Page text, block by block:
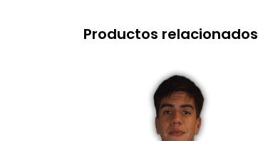
Productos relacionados